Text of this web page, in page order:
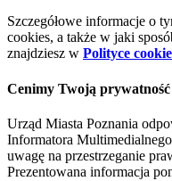
Szczegółowe informacje o
cookies, a także w jaki
znajdziesz w Polityce
Cenimy Twoją prywatność
Urząd Miasta Poznania
Informatora
uwagę na przestrzeganie
Prezentowana informacja